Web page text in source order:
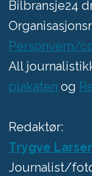
Bilbransje24
Personvern/
All
plakaten og
Redaktør:
Trygve
Journalist/